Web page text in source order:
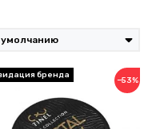
−53%